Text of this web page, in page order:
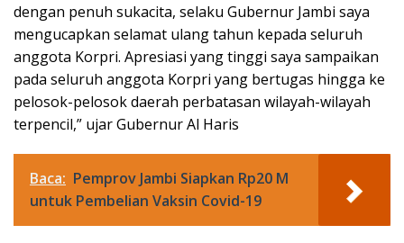
dengan penuh sukacita, selaku Gubernur Jambi saya
mengucapkan selamat ulang tahun kepada seluruh
anggota Korpri. Apresiasi yang tinggi saya sampaikan
pada seluruh anggota Korpri yang bertugas hingga ke
pelosok-pelosok daerah perbatasan wilayah-wilayah
terpencil,” ujar Gubernur Al Haris
Baca: Pemprov Jambi Siapkan Rp20 M
untuk Pembelian Vaksin Covid-19